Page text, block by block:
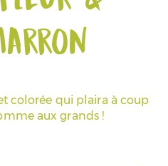
colorée qui plaira à coup
aux grands !